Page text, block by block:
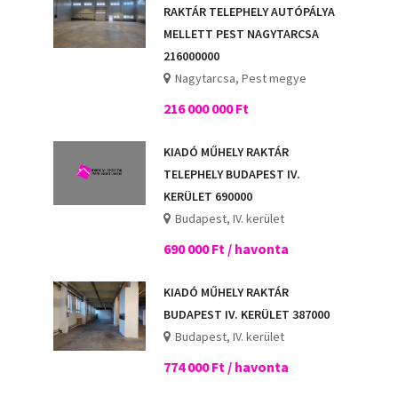
RAKTÁR TELEPHELY AUTÓPÁLYA
MELLETT PEST NAGYTARCSA
216000000
Nagytarcsa, Pest megye
216 000 000 Ft
KIADÓ MŰHELY RAKTÁR
TELEPHELY BUDAPEST IV.
KERÜLET 690000
Budapest, IV. kerület
690 000 Ft / havonta
KIADÓ MŰHELY RAKTÁR
BUDAPEST IV. KERÜLET 387000
Budapest, IV. kerület
774 000 Ft / havonta